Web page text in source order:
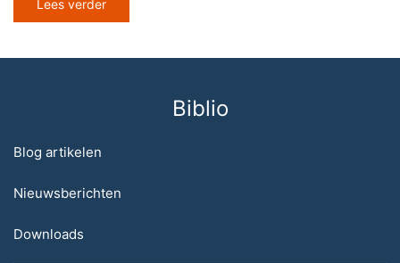
Lees verder
Biblio
Blog artikelen
Nieuwsberichten
Downloads